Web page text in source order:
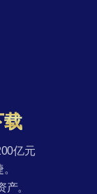
亿元
。